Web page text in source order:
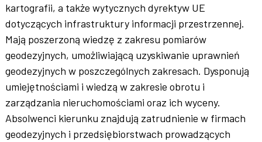
kartografii, a także wytycznych dyrektyw UE
dotyczących infrastruktury informacji przestrzennej.
Mają poszerzoną wiedzę z zakresu pomiarów
geodezyjnych, umożliwiającą uzyskiwanie uprawnień
geodezyjnych w poszczególnych zakresach. Dysponują
umiejętnościami i wiedzą w zakresie obrotu i
zarządzania nieruchomościami oraz ich wyceny.
Absolwenci kierunku znajdują zatrudnienie w firmach
geodezyjnych i przedsiębiorstwach prowadzących